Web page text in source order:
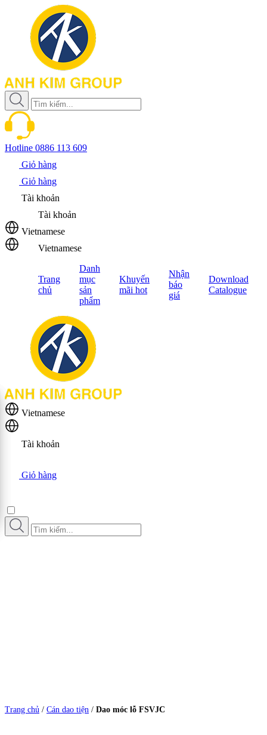
Hotline 0886 113 609
Giỏ hàng
Giỏ hàng
Tài khoản
Tài khoản
Vietnamese
Vietnamese
Trang
chủ
Danh
mục
sản
phẩm
Khuyến
mãi hot
Nhận
báo
giá
Download
Catalogue
Vietnamese
Tài khoản
Giỏ hàng
Trang chủ / Cán dao tiện / Dao móc lỗ FSVJC